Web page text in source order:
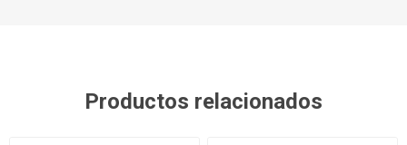
Productos relacionados